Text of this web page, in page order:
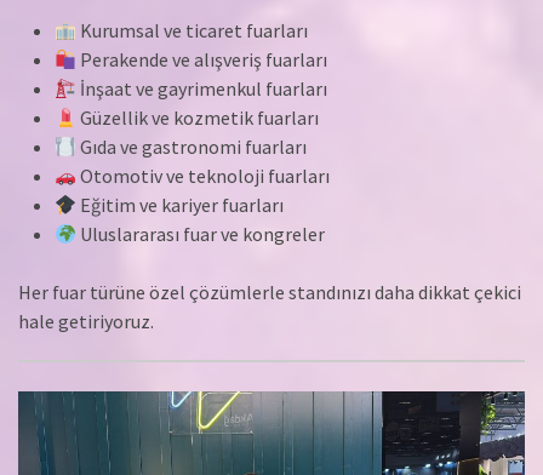
Kurumsal ve ticaret fuarları
Perakende ve alışveriş fuarları
İnşaat ve gayrimenkul fuarları
Güzellik ve kozmetik fuarları
Gıda ve gastronomi fuarları
Otomotiv ve teknoloji fuarları
Eğitim ve kariyer fuarları
Uluslararası fuar ve kongreler
Her fuar türüne özel çözümlerle standınızı daha dikkat çekici
hale getiriyoruz.